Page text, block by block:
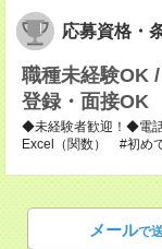
応募資格・
職種未経験OK
登録・面接OK
◆未経験者歓迎！◆電話
Excel（関数） #初め
メールで